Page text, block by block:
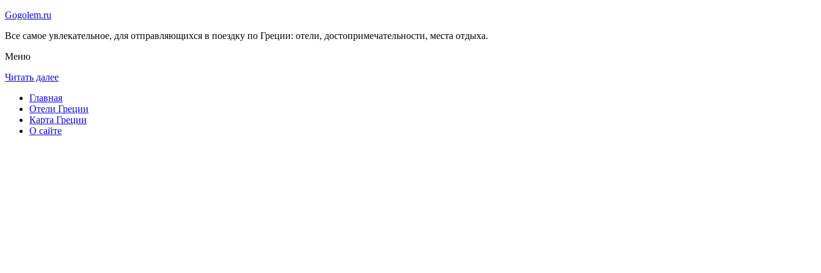
Gogolem.ru
Все самое увлекательное, для отправляющихся в поездку по Греции: отели, достопримечательности, места отдыха.
Меню
Читать далее
Главная
Отели Греции
Карта Греции
О сайте